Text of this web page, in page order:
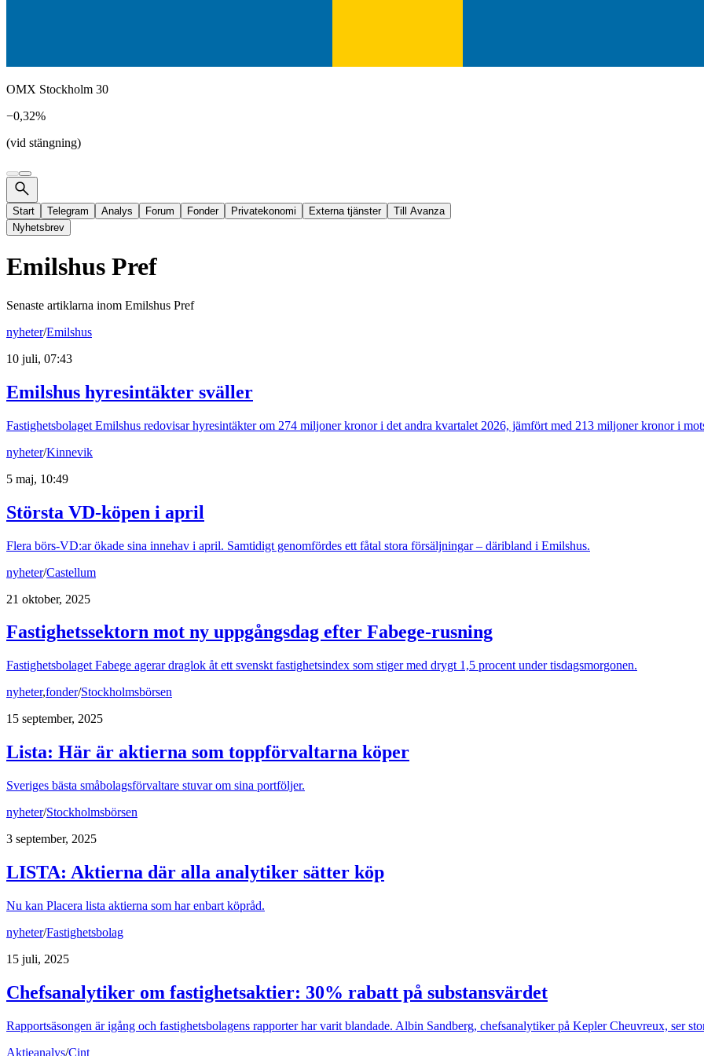
OMX Stockholm 30
−0,32%
(vid stängning)
Start Telegram Analys Forum Fonder Privatekonomi Externa tjänster
Till Avanza
Nyhetsbrev
Emilshus Pref
Senaste artiklarna inom Emilshus Pref
nyheter/Emilshus
10 juli, 07:43
Emilshus hyresintäkter sväller
Fastighetsbolaget Emilshus redovisar hyresintäkter om 274 miljoner kronor i det andra kvartalet 2026, jämfört med 213 miljoner kronor i
nyheter/Kinnevik
5 maj, 10:49
Största VD-köpen i april
Flera börs-VD:ar ökade sina innehav i april. Samtidigt genomfördes ett fåtal stora försäljningar – däribland i Emilshus.
nyheter/Castellum
21 oktober, 2025
Fastighetssektorn mot ny uppgångsdag efter Fabege-rusning
Fastighetsbolaget Fabege agerar draglok åt ett svenskt fastighetsindex som stiger med drygt 1,5 procent under tisdagsmorgonen.
nyheter,fonder/Stockholmsbörsen
15 september, 2025
Lista: Här är aktierna som toppförvaltarna köper
Sveriges bästa småbolagsförvaltare stuvar om sina portföljer.
nyheter/Stockholmsbörsen
3 september, 2025
LISTA: Aktierna där alla analytiker sätter köp
Nu kan Placera lista aktierna som har enbart köpråd.
nyheter/Fastighetsbolag
15 juli, 2025
Chefsanalytiker om fastighetsaktier: 30% rabatt på substansvärdet
Rapportsäsongen är igång och fastighetsbolagens rapporter har varit blandade. Albin Sandberg, chefsanalytiker på Kepler Cheuvreux, ser
Aktieanalys/Cint